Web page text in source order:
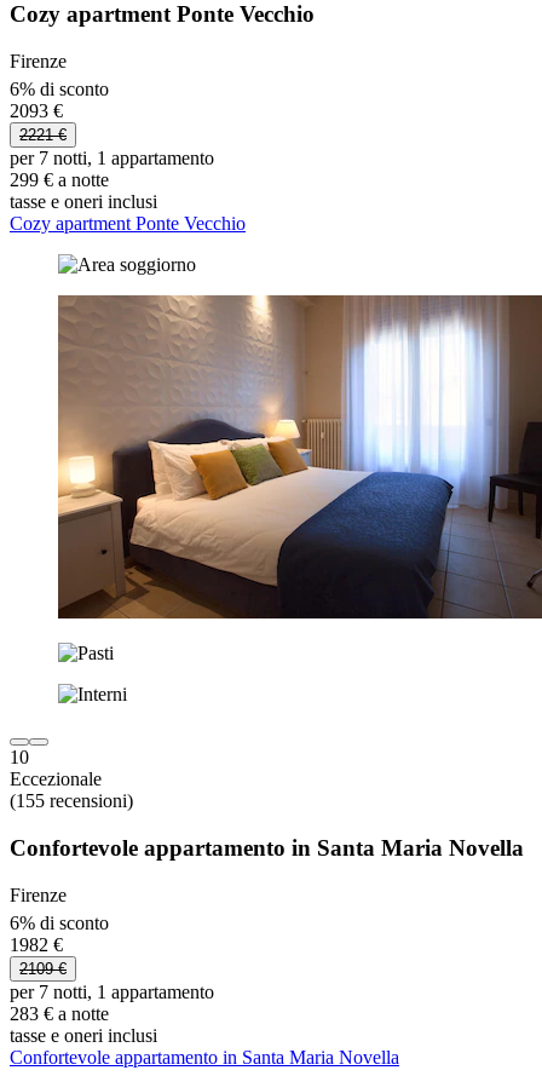
Cozy apartment Ponte Vecchio
Firenze
6% di sconto
2093 €
2221 €
per 7 notti, 1 appartamento
299 € a notte
tasse e oneri inclusi
Cozy apartment Ponte Vecchio
10
Eccezionale
(155 recensioni)
Confortevole appartamento in Santa Maria Novella
Firenze
6% di sconto
1982 €
2109 €
per 7 notti, 1 appartamento
283 € a notte
tasse e oneri inclusi
Confortevole appartamento in Santa Maria Novella